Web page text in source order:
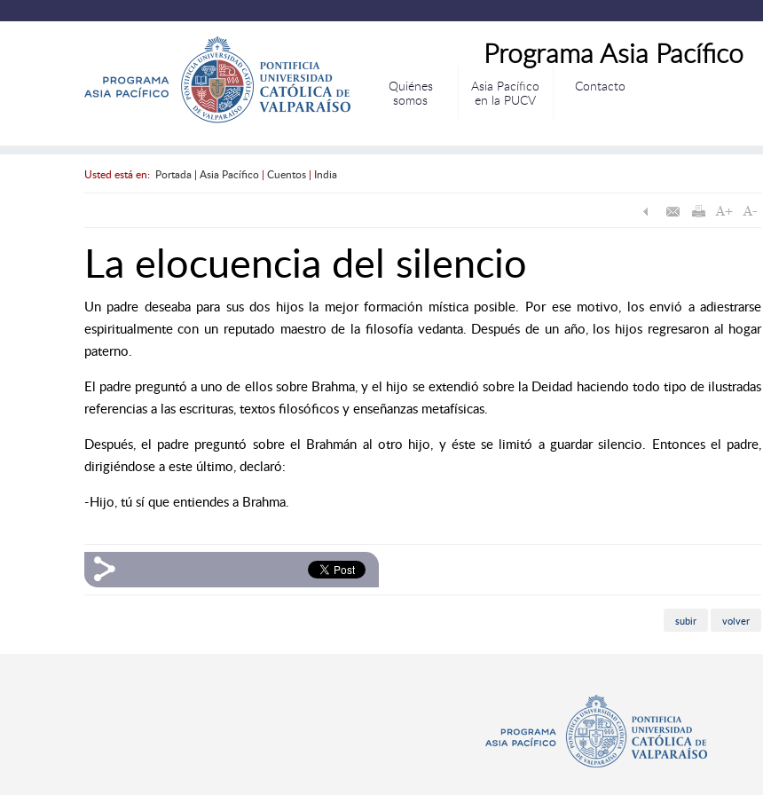
Programa Asia Pacífico
Quiénes
somos
Asia Pacífico
en la PUCV
Contacto
Usted está en: Portada| Asia Pacífico| Cuentos| India
La elocuencia del silencio
Un padre deseaba para sus dos hijos la mejor formación mística posible. Por ese motivo, los envió a adiestrarse
espiritualmente con un reputado maestro de la filosofía vedanta. Después de un año, los hijos regresaron al hogar
paterno.
El padre preguntó a uno de ellos sobre Brahma, y el hijo se extendió sobre la Deidad haciendo todo tipo de ilustradas
referencias a las escrituras, textos filosóficos y enseñanzas metafísicas.
Después, el padre preguntó sobre el Brahmán al otro hijo, y éste se limitó a guardar silencio. Entonces el padre,
dirigiéndose a este último, declaró:
-Hijo, tú sí que entiendes a Brahma.
subir volver